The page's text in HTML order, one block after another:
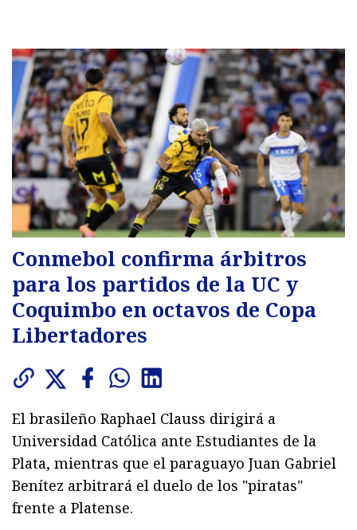
Conmebol confirma árbitros
para los partidos de la UC y
Coquimbo en octavos de Copa
Libertadores
El brasileño Raphael Clauss dirigirá a
Universidad Católica ante Estudiantes de la
Plata, mientras que el paraguayo Juan Gabriel
Benítez arbitrará el duelo de los "piratas"
frente a Platense.